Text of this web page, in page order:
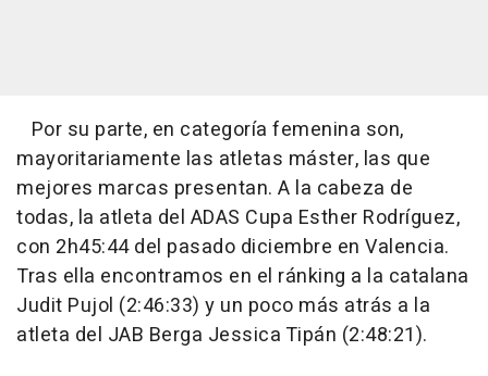
Por su parte, en categoría femenina son,
mayoritariamente las atletas máster, las que
mejores marcas presentan. A la cabeza de
todas, la atleta del ADAS Cupa Esther Rodríguez,
con 2h45:44 del pasado diciembre en Valencia.
Tras ella encontramos en el ránking a la catalana
Judit Pujol (2:46:33) y un poco más atrás a la
atleta del JAB Berga Jessica Tipán (2:48:21).